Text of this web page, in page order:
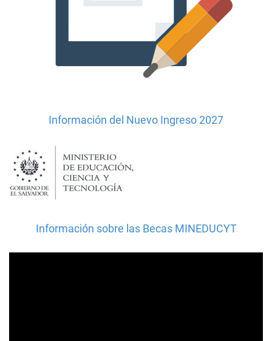
Información del Nuevo Ingreso 2027
Información sobre las Becas MINEDUCYT